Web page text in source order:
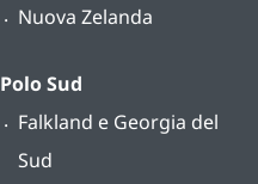
Nuova Zelanda
Polo Sud
Falkland e Georgia del
Sud